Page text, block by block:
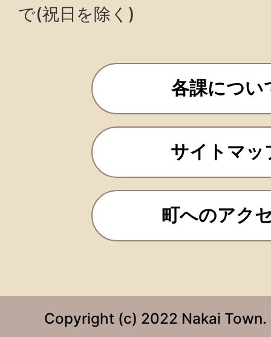
で(祝日を除く)
各課につい
サイトマッ
町へのアク
Copyright (c) 2022 Nakai Town.